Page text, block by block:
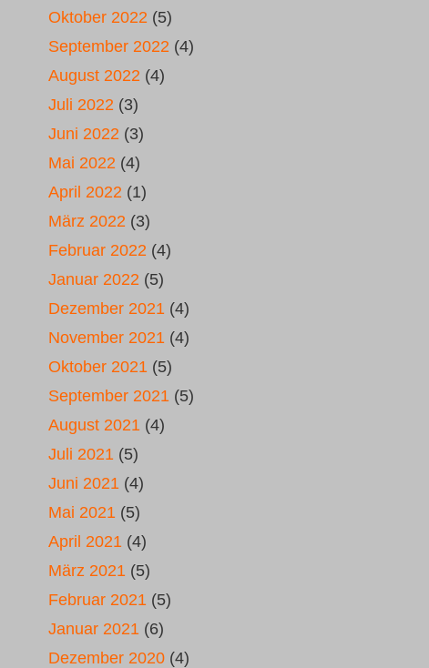
Oktober 2022 (5)
September 2022 (4)
August 2022 (4)
Juli 2022 (3)
Juni 2022 (3)
Mai 2022 (4)
April 2022 (1)
März 2022 (3)
Februar 2022 (4)
Januar 2022 (5)
Dezember 2021 (4)
November 2021 (4)
Oktober 2021 (5)
September 2021 (5)
August 2021 (4)
Juli 2021 (5)
Juni 2021 (4)
Mai 2021 (5)
April 2021 (4)
März 2021 (5)
Februar 2021 (5)
Januar 2021 (6)
Dezember 2020 (4)